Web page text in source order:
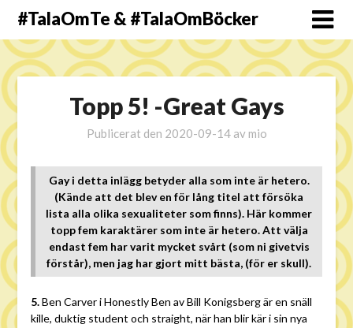
#TalaOmTe & #TalaOmBöcker
Topp 5! -Great Gays
Publicerat den 2020-09-14av mio
Gay i detta inlägg betyder alla som inte är hetero.
(Kände att det blev en för lång titel att försöka
lista alla olika sexualiteter som finns). Här kommer
topp fem karaktärer som inte är hetero. Att välja
endast fem har varit mycket svårt (som ni givetvis
förstår), men jag har gjort mitt bästa, (för er skull).
5.Ben Carver i Honestly Ben av Bill Konigsberg är en snäll
kille, duktig student och straight, när han blir kär i sin nya